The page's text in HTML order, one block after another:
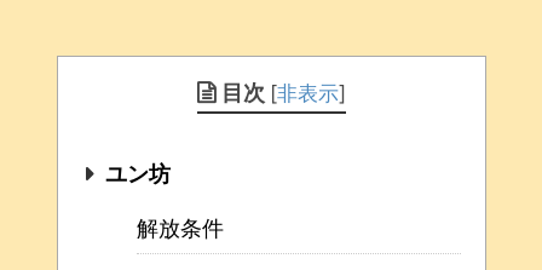
目次 [非表示]
ユン坊
解放条件